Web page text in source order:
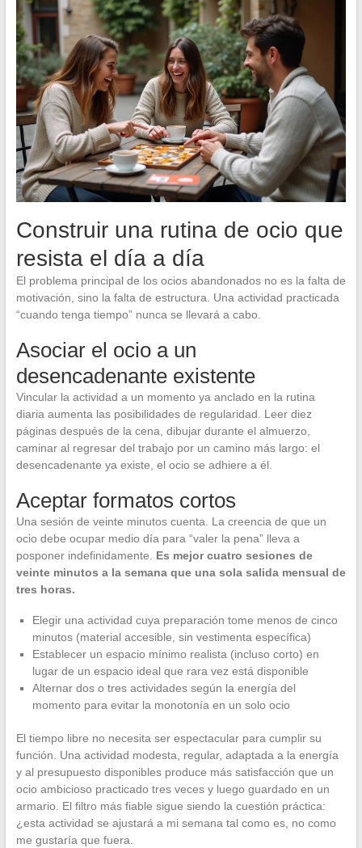
Construir una rutina de ocio que
resista el día a día
El problema principal de los ocios abandonados no es la falta de
motivación, sino la falta de estructura. Una actividad practicada
“cuando tenga tiempo” nunca se llevará a cabo.
Asociar el ocio a un
desencadenante existente
Vincular la actividad a un momento ya anclado en la rutina
diaria aumenta las posibilidades de regularidad. Leer diez
páginas después de la cena, dibujar durante el almuerzo,
caminar al regresar del trabajo por un camino más largo: el
desencadenante ya existe, el ocio se adhiere a él.
Aceptar formatos cortos
Una sesión de veinte minutos cuenta. La creencia de que un
ocio debe ocupar medio día para “valer la pena” lleva a
posponer indefinidamente. Es mejor cuatro sesiones de
veinte minutos a la semana que una sola salida mensual de
tres horas.
Elegir una actividad cuya preparación tome menos de cinco
minutos (material accesible, sin vestimenta específica)
Establecer un espacio mínimo realista (incluso corto) en
lugar de un espacio ideal que rara vez está disponible
Alternar dos o tres actividades según la energía del
momento para evitar la monotonía en un solo ocio
El tiempo libre no necesita ser espectacular para cumplir su
función. Una actividad modesta, regular, adaptada a la energía
y al presupuesto disponibles produce más satisfacción que un
ocio ambicioso practicado tres veces y luego guardado en un
armario. El filtro más fiable sigue siendo la cuestión práctica:
¿esta actividad se ajustará a mi semana tal como es, no como
me gustaría que fuera.